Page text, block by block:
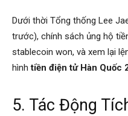
Dưới thời Tổng thống Lee
trước), chính sách ủng hộ
stablecoin won, và xem lại
hìnhtiền điện tử Hàn Quốc
5. Tác Động